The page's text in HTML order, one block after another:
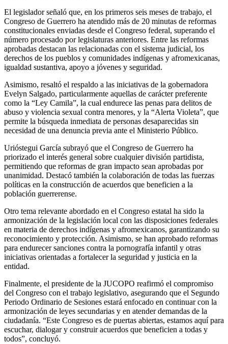
El legislador señaló que, en los primeros seis meses de trabajo, el
Congreso de Guerrero ha atendido más de 20 minutas de reformas
constitucionales enviadas desde el Congreso federal, superando el
número procesado por legislaturas anteriores. Entre las reformas
aprobadas destacan las relacionadas con el sistema judicial, los
derechos de los pueblos y comunidades indígenas y afromexicanas,
igualdad sustantiva, apoyo a jóvenes y seguridad.
Asimismo, resaltó el respaldo a las iniciativas de la gobernadora
Evelyn Salgado, particularmente aquellas de carácter preferente
como la “Ley Camila”, la cual endurece las penas para delitos de
abuso y violencia sexual contra menores, y la “Alerta Violeta”, que
permite la búsqueda inmediata de personas desaparecidas sin
necesidad de una denuncia previa ante el Ministerio Público.
Urióstegui García subrayó que el Congreso de Guerrero ha
priorizado el interés general sobre cualquier división partidista,
permitiendo que reformas de gran impacto sean aprobadas por
unanimidad. Destacó también la colaboración de todas las fuerzas
políticas en la construcción de acuerdos que beneficien a la
población guerrerense.
Otro tema relevante abordado en el Congreso estatal ha sido la
armonización de la legislación local con las disposiciones federales
en materia de derechos indígenas y afromexicanos, garantizando su
reconocimiento y protección. Asimismo, se han aprobado reformas
para endurecer sanciones contra la pornografía infantil y otras
iniciativas orientadas a fortalecer la seguridad y justicia en la
entidad.
Finalmente, el presidente de la JUCOPO reafirmó el compromiso
del Congreso con el trabajo legislativo, asegurando que el Segundo
Periodo Ordinario de Sesiones estará enfocado en continuar con la
armonización de leyes secundarias y en atender demandas de la
ciudadanía. “Este Congreso es de puertas abiertas, estamos aquí para
escuchar, dialogar y construir acuerdos que beneficien a todas y
todos”, concluyó.